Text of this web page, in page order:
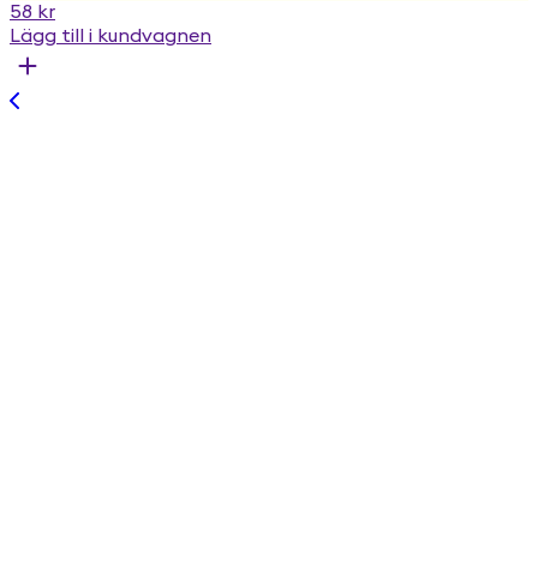
58 kr
Lägg till i kundvagnen